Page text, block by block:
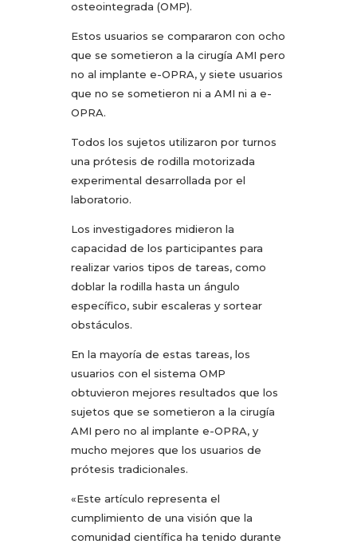
osteointegrada (OMP).
Estos usuarios se compararon con ocho
que se sometieron a la cirugía AMI pero
no al implante e-OPRA, y siete usuarios
que no se sometieron ni a AMI ni a e-
OPRA.
Todos los sujetos utilizaron por turnos
una prótesis de rodilla motorizada
experimental desarrollada por el
laboratorio.
Los investigadores midieron la
capacidad de los participantes para
realizar varios tipos de tareas, como
doblar la rodilla hasta un ángulo
específico, subir escaleras y sortear
obstáculos.
En la mayoría de estas tareas, los
usuarios con el sistema OMP
obtuvieron mejores resultados que los
sujetos que se sometieron a la cirugía
AMI pero no al implante e-OPRA, y
mucho mejores que los usuarios de
prótesis tradicionales.
«Este artículo representa el
cumplimiento de una visión que la
comunidad científica ha tenido durante